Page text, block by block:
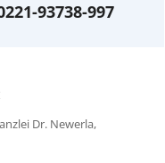
93738-997
Dr. Newerla,